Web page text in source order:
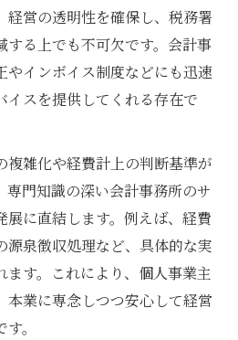
酬が経費にならない場合の
人事業主が知るべき知識
説する消費税区分の実務対
計事務所に相談すべき消費
処理で失敗しない会計事務
経営の透明性を確保し、税務署
する上でも不可欠です。会計事
やインボイス制度などにも迅速
イスを提供してくれる存在で
複雑化や経費計上の判断基準が
門知識の深い会計事務所のサ
展に直結します。例えば、経費
源泉徴収処理など、具体的な実
ます。これにより、個人事業主
本業に専念しつつ安心して経営
。